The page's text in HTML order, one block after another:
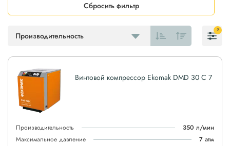
Производительность
Сбросить фильтр
2
Винтовой компрессор Ekomak DMD 30 C 7
Производительность
350 л/мин
Максимальное давление
7 атм